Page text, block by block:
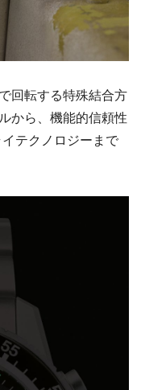
回転する特殊結合方
から、機能的信頼性
テクノロジーまで